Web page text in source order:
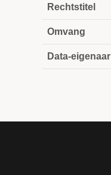
Rechtstitel
Omvang
Data-eigenaar